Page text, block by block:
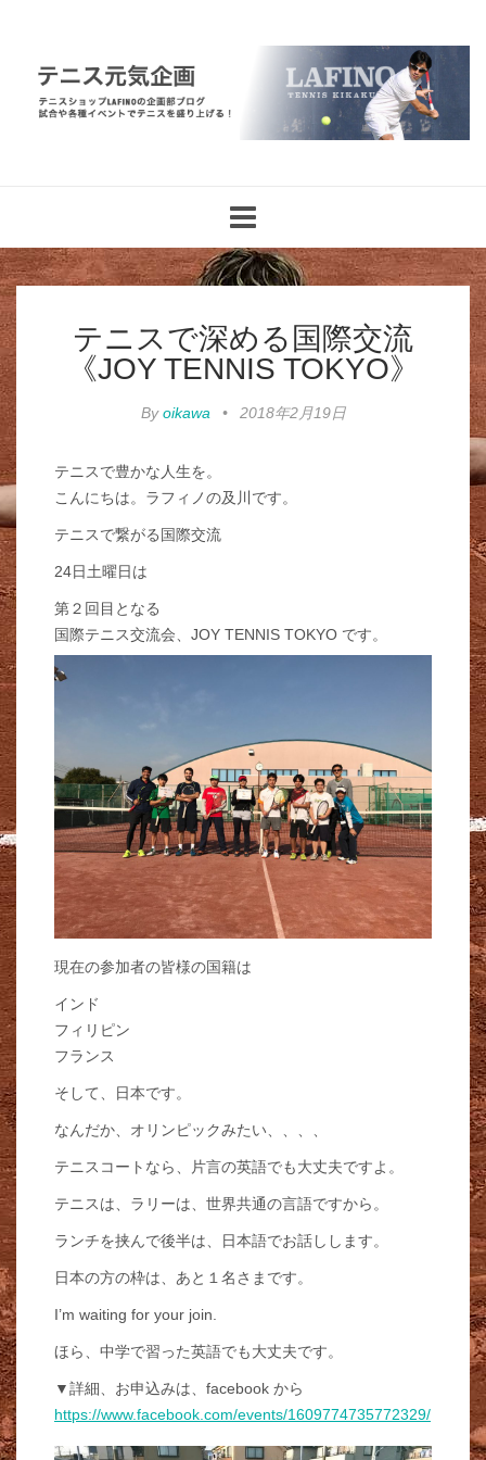
navigation
テニスで深める国際交流
《JOY TENNIS TOKYO》
Byoikawa • 2018年2月19日
テニスで豊かな人生を。
こんにちは。ラフィノの及川です。
テニスで繋がる国際交流
24日土曜日は
第２回目となる
国際テニス交流会、JOY TENNIS TOKYO です。
現在の参加者の皆様の国籍は
インド
フィリピン
フランス
そして、日本です。
なんだか、オリンピックみたい、、、、
テニスコートなら、片言の英語でも大丈夫ですよ。
テニスは、ラリーは、世界共通の言語ですから。
ランチを挟んで後半は、日本語でお話しします。
日本の方の枠は、あと１名さまです。
I’m waiting for your join.
ほら、中学で習った英語でも大丈夫です。
▼詳細、お申込みは、facebook から
https://www.facebook.com/events/1609774735772329/